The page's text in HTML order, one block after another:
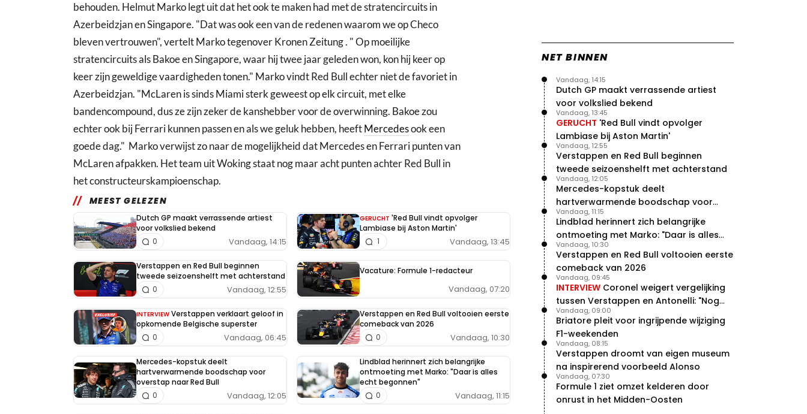
behouden. Helmut Marko legt uit dat het ook te maken had met de stratencircuits in
Azerbeidzjan en Singapore. "Dat was ook een van de redenen waarom we op Checo
bleven vertrouwen", vertelt Marko tegenover Kronen Zeitung . " Op moeilijke
stratencircuits als Bakoe en Singapore, waar hij twee jaar geleden won, kon hij keer op
keer zijn geweldige vaardigheden tonen." Marko vindt Red Bull echter niet de favoriet in
Azerbeidzjan. "McLaren is sinds Miami sterk geweest op elk circuit, met elke
bandencompound, dus ze zijn zeker de kanshebber voor de overwinning. Bakoe zou
echter ook bij Ferrari kunnen passen en als we geluk hebben, heeftMercedesook een
goede dag." Marko verwijst zo naar de mogelijkheid dat Mercedes en Ferrari punten van
McLaren afpakken. Het team uit Woking staat nog maar acht punten achter Red Bull in
het constructeurskampioenschap.
MEEST GELEZEN
Dutch GP maakt verrassende artiest
voor volkslied bekend
Vandaag, 14:15
0
GERUCHT 'Red Bull vindt opvolger
Lambiase bij Aston Martin'
Vandaag, 13:45
1
Verstappen en Red Bull beginnen
tweede seizoenshelft met achterstand
Vandaag, 12:55
0
Vacature: Formule 1-redacteur
Vandaag, 07:20
INTERVIEW Verstappen verklaart geloof in
opkomende Belgische superster
Vandaag, 06:45
0
Verstappen en Red Bull voltooien eerste
comeback van 2026
Vandaag, 10:30
0
Mercedes-kopstuk deelt
hartverwarmende boodschap voor
overstap naar Red Bull
Vandaag, 12:05
0
Lindblad herinnert zich belangrijke
ontmoeting met Marko: "Daar is alles
echt begonnen"
Vandaag, 11:15
0
NET BINNEN
Dutch GP maakt verrassende artiest
voor volkslied bekend
Vandaag, 14:15
GERUCHT 'Red Bull vindt opvolger
Lambiase bij Aston Martin'
Vandaag, 13:45
Verstappen en Red Bull beginnen
tweede seizoenshelft met achterstand
Vandaag, 12:55
Mercedes-kopstuk deelt
hartverwarmende boodschap voor
overstap naar Red Bull
Vandaag, 12:05
Lindblad herinnert zich belangrijke
ontmoeting met Marko: "Daar is alles
echt begonnen"
Vandaag, 11:15
Verstappen en Red Bull voltooien eerste
comeback van 2026
Vandaag, 10:30
INTERVIEW Coronel weigert vergelijking
tussen Verstappen en Antonelli: "Nog
niet dat niveau"
Vandaag, 09:45
Briatore pleit voor ingrijpende wijziging
F1-weekenden
Vandaag, 09:00
Verstappen droomt van eigen museum
na inspirerend voorbeeld Alonso
Vandaag, 08:15
Formule 1 ziet omzet kelderen door
onrust in het Midden-Oosten
Vandaag, 07:30